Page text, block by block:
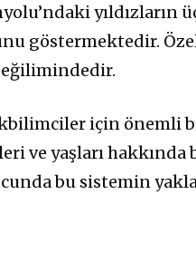
göstermektedir.
için önemli
ve yaşları hakkında
bu sistemin